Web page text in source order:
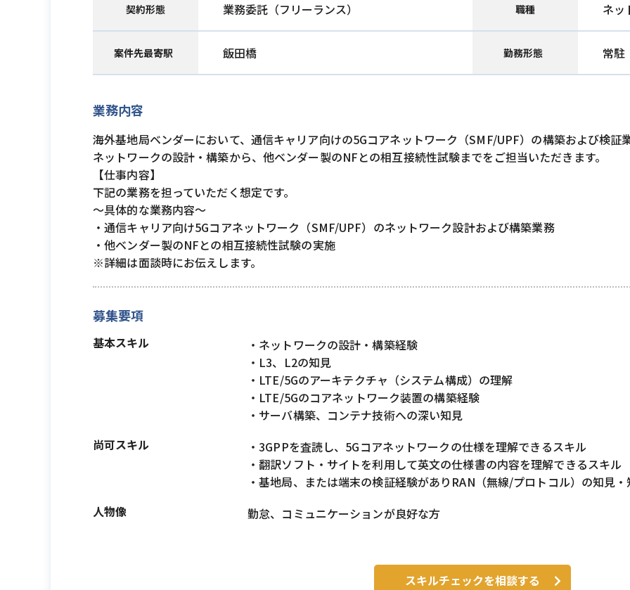
契約形態 業務委託（フリーランス） 職種 ネッ
案件先最寄駅 飯田橋 勤務形態 常駐
業務内容
海外基地局ベンダーにおいて、通信キャリア向けの5Gコアネットワーク（SMF/UPF）の構築および検証
ネットワークの設計・構築から、他ベンダー製のNFとの相互接続性試験までをご担当いただきます。
【仕事内容】
下記の業務を担っていただく想定です。
〜具体的な業務内容〜
・通信キャリア向け5Gコアネットワーク（SMF/UPF）のネットワーク設計および構築業務
・他ベンダー製のNFとの相互接続性試験の実施
※詳細は面談時にお伝えします。
募集要項
基本スキル
・ネットワークの設計・構築経験
・L3、L2の知見
・LTE/5Gのアーキテクチャ（システム構成）の理解
・LTE/5Gのコアネットワーク装置の構築経験
・サーバ構築、コンテナ技術への深い知見
尚可スキル
・3GPPを査読し、5Gコアネットワークの仕様を理解できるスキル
・翻訳ソフト・サイトを利用して英文の仕様書の内容を理解できるスキル
・基地局、または端末の検証経験がありRAN（無線/プロトコル）の知見
人物像
勤怠、コミュニケーションが良好な方
スキルチェックを相談する